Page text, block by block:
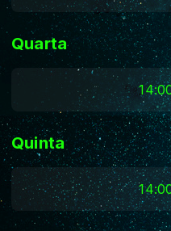
Quarta
Quinta